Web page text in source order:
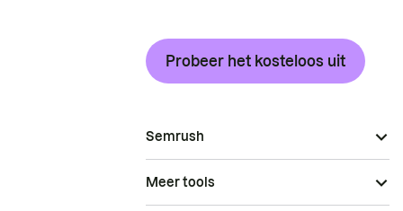
Probeer het kosteloos uit
Semrush
Meer tools